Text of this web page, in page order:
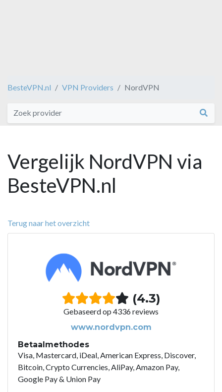
BesteVPN.nl VPN Providers NordVPN
Vergelijk NordVPN via
BesteVPN.nl
Terug naar het overzicht
(4.3)
Gebaseerd op 4336 reviews
www.nordvpn.com
Betaalmethodes
Visa, Mastercard, iDeal, American Express, Discover,
Bitcoin, Crypto Currencies, AliPay, Amazon Pay,
Google Pay & Union Pay